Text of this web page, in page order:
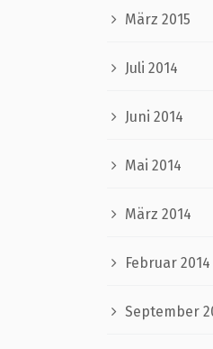
März 2015
Juli 2014
Juni 2014
Mai 2014
März 2014
Februar 2014
September